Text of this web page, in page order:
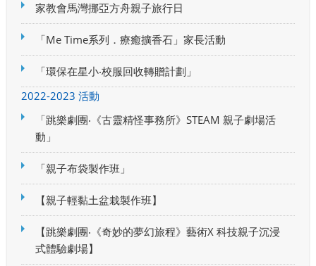
家教會馬灣挪亞方舟親子旅行日
「Me Time系列．療癒擴香石」家長活動
「環保在星小‧校服回收轉贈計劃」
2022-2023 活動
「跳樂劇團‧《古靈精怪事務所》STEAM 親子劇場活
動」
「親子布袋製作班」
【親子輕黏土盆栽製作班】
【跳樂劇團‧《奇妙的夢幻旅程》藝術X 科技親子沉浸
式體驗劇場】